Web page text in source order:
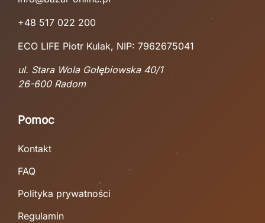
+48 517 022 200
ECO LIFE Piotr Kulak, NIP: 7962675041
ul. Stara Wola Gołębiowska 40/1
26-600 Radom
Pomoc
Kontakt
FAQ
Polityka prywatności
Regulamin